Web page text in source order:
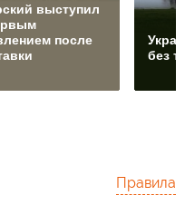
выступил
после
без
Правила